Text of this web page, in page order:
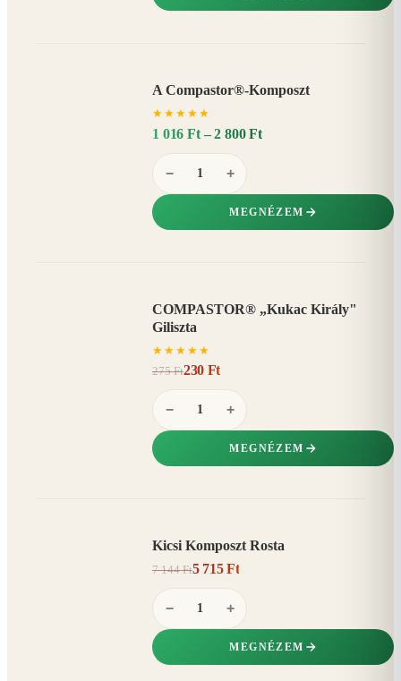
A Compastor®-Komposzt
★ ★ ★ ★ ★
1 016 Ft – 2 800 Ft
− +
MEGNÉZEM
COMPASTOR® „Kukac Király"
Giliszta
★ ★ ★ ★ ★
275 Ft230 Ft
− +
MEGNÉZEM
Kicsi Komposzt Rosta
7 144 Ft5 715 Ft
− +
MEGNÉZEM